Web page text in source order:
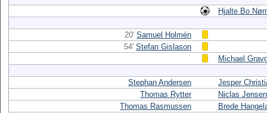
Hjalte Bo
20' Samuel Holmén
54' Stefan Gislason
Michael
Stephan Andersen
Jesper
Thomas Rytter
Niclas Jensen
Thomas Rasmussen
Brede